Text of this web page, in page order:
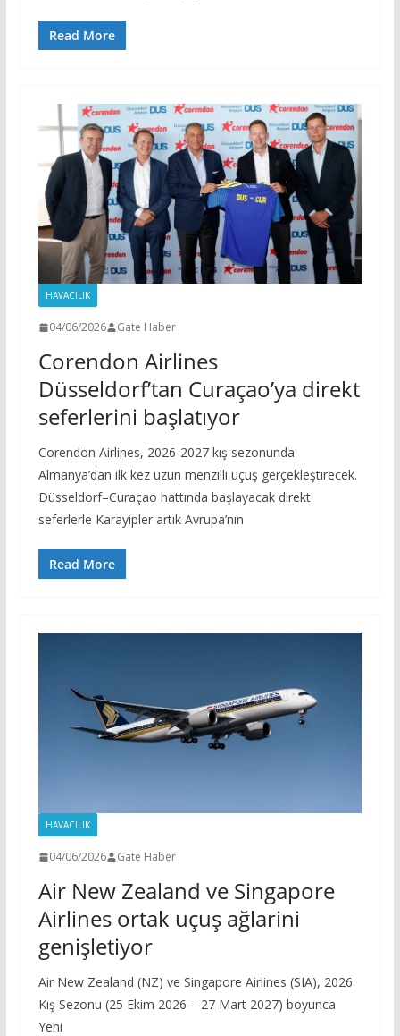
Read More
HAVACILIK
04/06/2026 Gate Haber
Corendon Airlines
Düsseldorf’tan Curaçao’ya direkt
seferlerini başlatıyor
Corendon Airlines, 2026-2027 kış sezonunda
Almanya’dan ilk kez uzun menzilli uçuş gerçekleştirecek.
Düsseldorf–Curaçao hattında başlayacak direkt
seferlerle Karayipler artık Avrupa’nın
Read More
HAVACILIK
04/06/2026 Gate Haber
Air New Zealand ve Singapore
Airlines ortak uçuş ağlarini
genişletiyor
Air New Zealand (NZ) ve Singapore Airlines (SIA), 2026
Kış Sezonu (25 Ekim 2026 – 27 Mart 2027) boyunca
Yeni